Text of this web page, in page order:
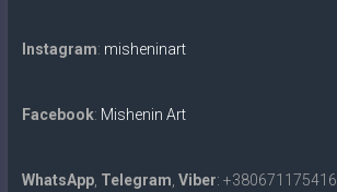
Instagram: misheninart
Facebook: Mishenin Art
WhatsApp, Telegram Viber: +380671175416